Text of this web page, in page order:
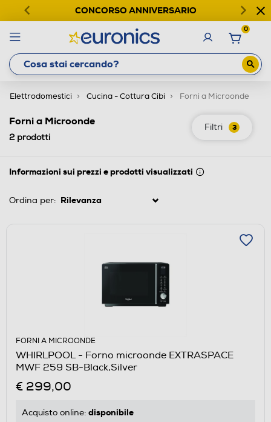
CONCORSO ANNIVERSARIO
0
Elettrodomestici Cucina - Cottura Cibi Forni a Microonde
Filtri 3
Forni a Microonde
2prodotti
Informazioni sui prezzi e prodotti visualizzati
Ordina per:
FORNI A MICROONDE
WHIRLPOOL - Forno microonde EXTRASPACE
MWF 259 SB-Black,Silver
€ 299,00
Acquisto online: disponibile